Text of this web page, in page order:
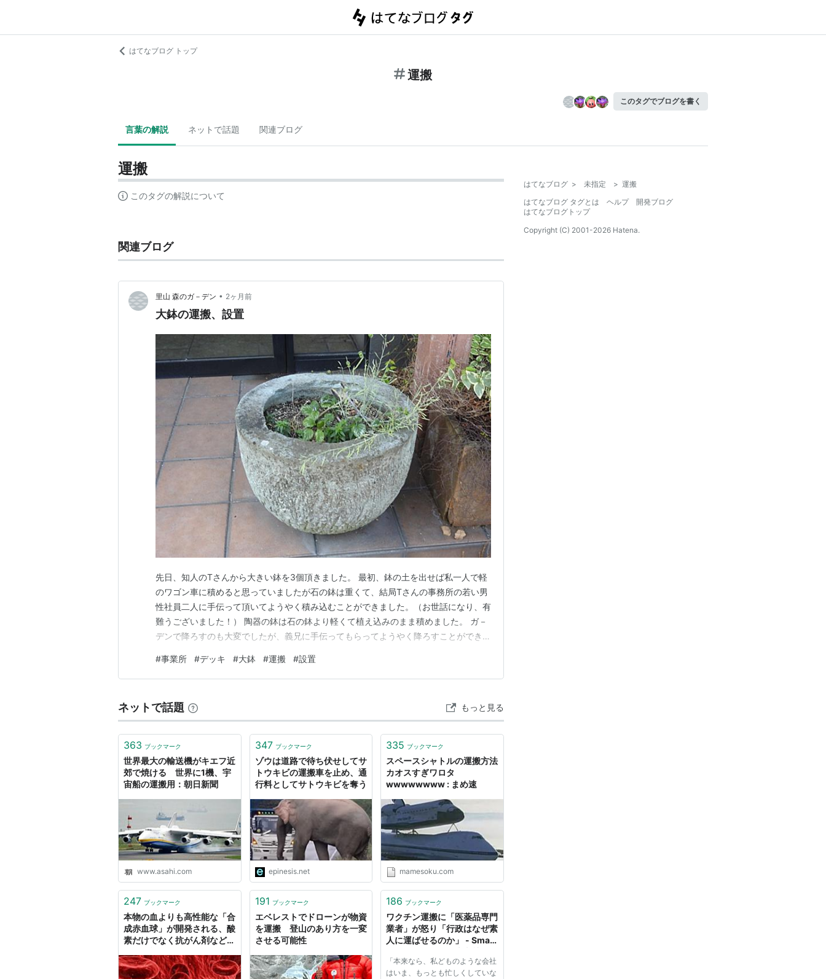
はてなブログ トップ
運搬
このタグでブログを書く
言葉の解説 ネットで話題 関連ブログ
運搬
このタグの解説について
関連ブログ
里山 森のガ－デン • 2ヶ月前
大鉢の運搬、設置
先日、知人のTさんから大きい鉢を3個頂きました。 最初、鉢の土を出せば私一人で軽
のワゴン車に積めると思っていましたが石の鉢は重くて、結局Tさんの事務所の若い男
性社員二人に手伝って頂いてようやく積み込むことができました。（お世話になり、有
難うございました！） 陶器の鉢は石の鉢より軽くて植え込みのまま積めました。 ガ－
デンで降ろすのも大変でしたが、義兄に手伝ってもらってようやく降ろすことができま
動。 八重桜の手前へ設置。 陶器の鉢は台車で運んでて－ブルの横へ設置。 にほんブロ
グ村 人気ブログランキングへ
#事業所 #デッキ #大鉢 #運搬 #設置
ネットで話題 もっと見る
363 ブックマーク
世界最大の輸送機がキエフ近
郊で焼ける 世界に1機、宇
宙船の運搬用：朝日新聞
www.asahi.com
347 ブックマーク
ゾウは道路で待ち伏せしてサ
トウキビの運搬車を止め、通
行料としてサトウキビを奪う
epinesis.net
335 ブックマーク
スペースシャトルの運搬方法
カオスすぎワロタ
wwwwwwww : まめ速
mamesoku.com
247 ブックマーク
本物の血よりも高性能な「合
成赤血球」が開発される、酸
素だけでなく抗がん剤なども
191 ブックマーク
エベレストでドローンが物資
を運搬 登山のあり方を一変
させる可能性
186 ブックマーク
ワクチン運搬に「医薬品専門
業者」が怒り「行政はなぜ素
人に運ばせるのか」 - Smart
誌]
「本来なら、私どものような会社
はいま、もっとも忙しくしていな
はてなブログ > 未指定 > 運搬
はてなブログ タグとは
ヘルプ
開発ブログ
はてなブログトップ
Copyright (C) 2001-2026 Hatena.